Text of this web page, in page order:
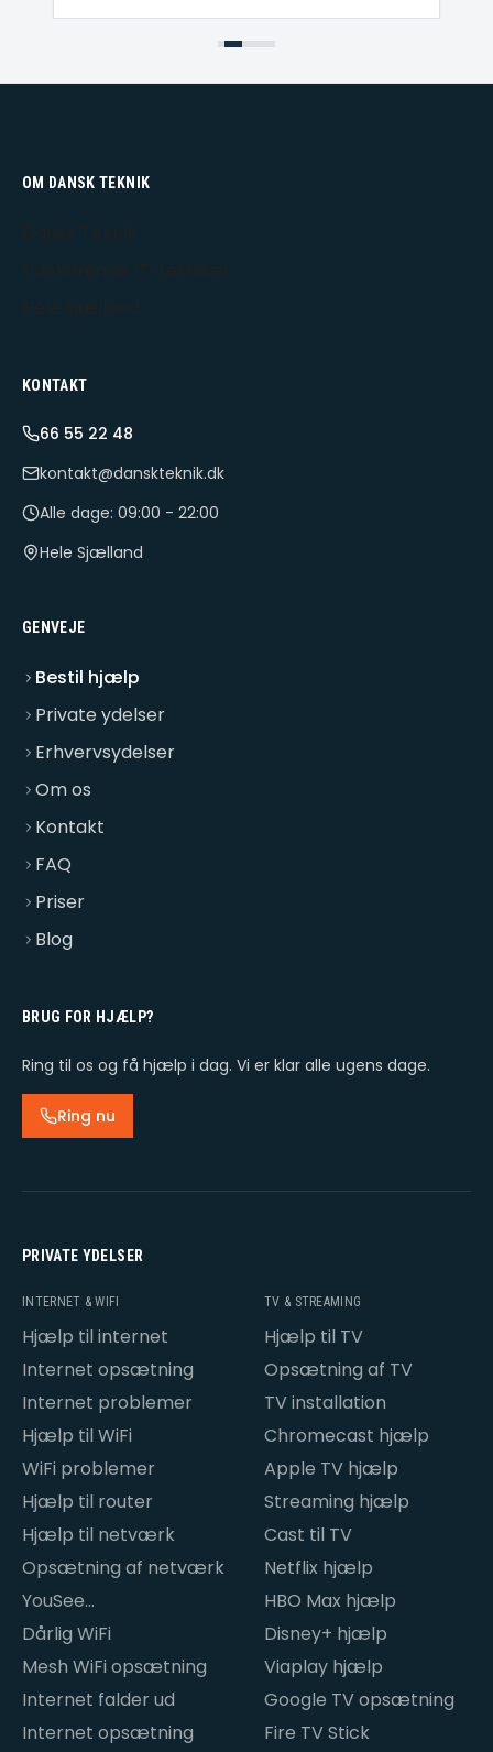
OM DANSK TEKNIK
KONTAKT
66 55 22 48
kontakt@danskteknik.dk
Alle dage: 09:00 - 22:00
Hele Sjælland
GENVEJE
Bestil hjælp
Private ydelser
Erhvervsydelser
Om os
Kontakt
FAQ
Priser
Blog
BRUG FOR HJÆLP?
Ring til os og få hjælp i dag. Vi er klar alle ugens dage.
Ring nu
PRIVATE YDELSER
INTERNET & WIFI
Hjælp til internet
Internet opsætning
Internet problemer
Hjælp til WiFi
WiFi problemer
Hjælp til router
Hjælp til netværk
Opsætning af netværk
YouSee
internetproblemer
Dårlig WiFi
Mesh WiFi opsætning
Internet falder ud
Internet opsætning
TV & STREAMING
Hjælp til TV
Opsætning af TV
TV installation
Chromecast hjælp
Apple TV hjælp
Streaming hjælp
Cast til TV
Netflix hjælp
HBO Max hjælp
Disney+ hjælp
Viaplay hjælp
Google TV opsætning
Fire TV Stick